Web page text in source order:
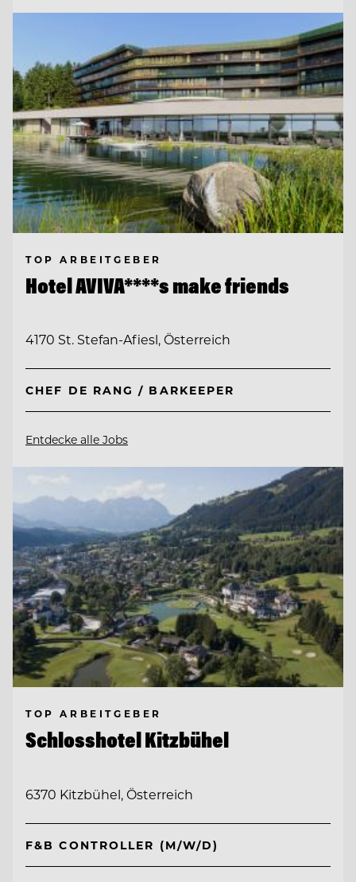
TOP ARBEITGEBER
Hotel AVIVA****s make friends
4170 St. Stefan-Afiesl, Österreich
CHEF DE RANG / BARKEEPER
Entdecke alle Jobs
TOP ARBEITGEBER
Schlosshotel Kitzbühel
6370 Kitzbühel, Österreich
F&B CONTROLLER (M/W/D)